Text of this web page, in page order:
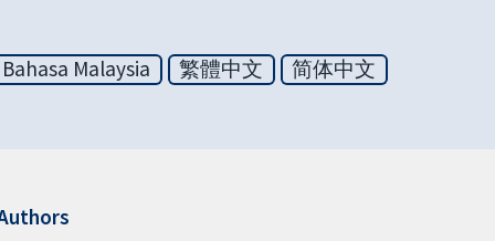
Bahasa Malaysia 繁體中文 简体中文